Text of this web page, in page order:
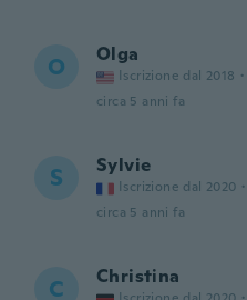
O Olga
Iscrizione dal 2018 ·
circa 5 anni fa
S Sylvie
Iscrizione dal 2020 ·
circa 5 anni fa
C Christina